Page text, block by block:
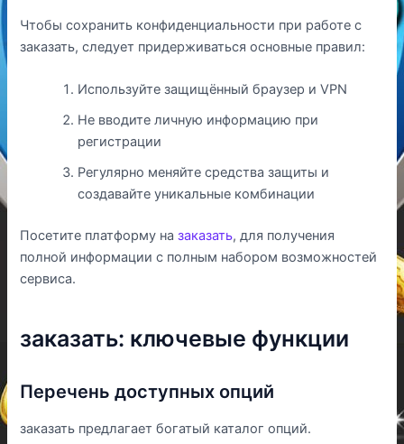
Чтобы сохранить конфиденциальности при работе с
заказать, следует придерживаться основные правил:
Используйте защищённый браузер и VPN
Не вводите личную информацию при
регистрации
Регулярно меняйте средства защиты и
создавайте уникальные комбинации
Посетите платформу назаказать, для получения
полной информации с полным набором возможностей
сервиса.
заказать: ключевые функции
Перечень доступных опций
заказать предлагает богатый каталог опций.